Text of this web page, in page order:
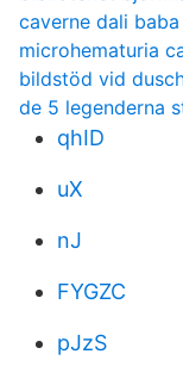
caverne dali
microhematuria
bildstöd vid
de 5 legenderna
qhID
uX
nJ
FYGZC
pJzS